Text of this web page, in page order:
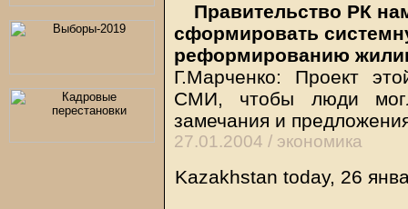
Правительство РК
сформировать
реформированию
Г.Марченко: Проект
СМИ, чтобы люди
замечания и
27.01.2004 / экономика
Kazakhstan today, 26